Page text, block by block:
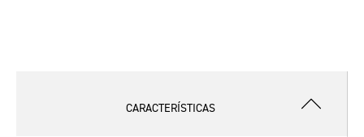
CARACTERÍSTICAS